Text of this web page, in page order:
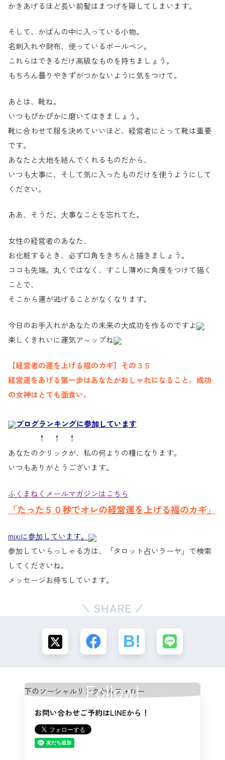
かきあげるほど長い前髪はまつげを隠してしまいます。
そして、かばんの中に入っている小物。
名刺入れや財布、使っているボールペン。
これらはできるだけ高級なものを持ちましょう。
もちろん曇りやきずがつかないように気をつけて。
あとは、靴ね。
いつもぴかぴかに磨いてはきましょう。
靴に合わせて服を決めていいほど、経営者にとって靴は重要
です。
あなたと大地を結んでくれるものだから、
いつも大事に、そして気に入ったものだけを使うようにして
ください。
ああ、そうだ。大事なことを忘れてた。
女性の経営者のあなた、
お化粧するとき、必ず口角をきちんと描きましょう。
ココも先端。丸くではなく、すこし薄めに角度をつけて描く
ことで、
そこから運が逃げることがなくなります。
今日のお手入れがあなたの未来の大成功を作るのですよ
楽しくきれいに運気ア～ップね
【経営者の運を上げる福のカギ】その３５
経営運をあげる第一歩はあなたがおしゃれになること。成功
の女神はとても面食い。
ブログランキングに参加しています
↑ ↑ ↑
あなたのクリックが、私の何よりの糧になります。
いつもありがとうございます。
ふくまねくメールマガジンはこちら
「たった５０秒でオレの経営運を上げる福のカギ」
mixiに参加しています。
参加していらっしゃる方は、「タロット占いラーヤ」で検索
してくださいね。
メッセージお待ちしています。
SHARE
Follow!
お問い合わせご予約はLINEから！